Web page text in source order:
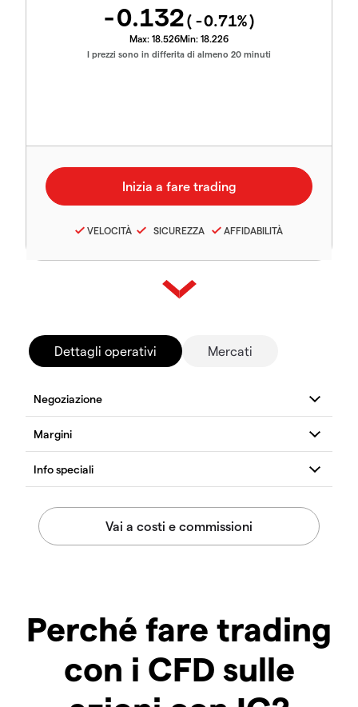
-0.132( -0.71%)
Max: 18.526Min: 18.226
I prezzi sono in differita di almeno 20 minuti
VELOCITÀ SICUREZZA AFFIDABILITÀ
Dettagli operativi Mercati
Perché fare trading
con i CFD sulle